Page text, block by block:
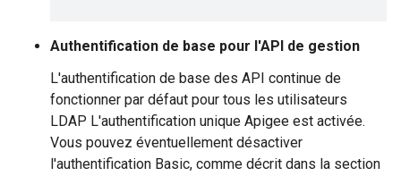
Authentification de base pour l'API de gestion
L'authentification de base des API continue de
fonctionner par défaut pour tous les utilisateurs
LDAP L'authentification unique Apigee est activée.
Vous pouvez éventuellement désactiver
l'authentification Basic, comme décrit dans la section